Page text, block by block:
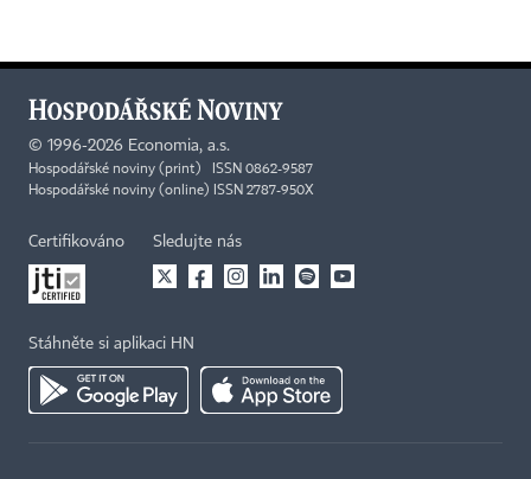
© 1996-2026 Economia, a.s.
Hospodářské noviny (print) ISSN 0862-9587
Hospodářské noviny (online) ISSN 2787-950X
Certifikováno Sledujte nás
Stáhněte si aplikaci HN